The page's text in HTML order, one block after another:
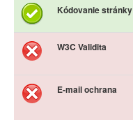
Kódovanie stránky
W3C Validita
E-mail ochrana